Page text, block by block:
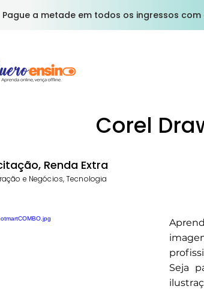
Pague a metade em todos os ingressos
Corel
Renda Extra
e Negócios, Tecnologia
Seja